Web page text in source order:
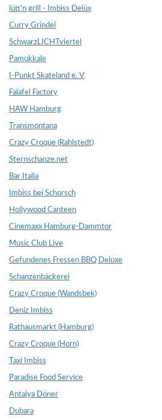
lütt'n grill - Imbiss Delüx
Curry Grindel
SchwarzLICHTviertel
Pamukkale
I-Punkt Skateland e. V
Falafel Factory
HAW Hamburg
Transmontana
Crazy Croque (Rahlstedt)
Sternschanze.net
Bar Italia
Imbiss bei Schorsch
Hollywood Canteen
Cinemaxx Hamburg-Dammtor
Music Club Live
Gefundenes Fressen BBQ Deluxe
Schanzenbäckerei
Crazy Croque (Wandsbek)
Deniz Imbiss
Rathausmarkt (Hamburg)
Crazy Croque (Horn)
Taxi Imbiss
Paradise Food Service
Antalya Döner
Dubara